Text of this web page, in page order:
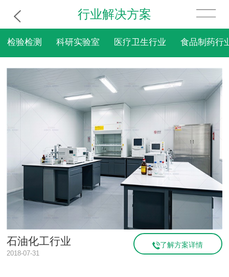
行业解决方案
检验检测 科研实验室 医疗卫生行业 食品制药行
石油化工行业
2018-07-31
了解方案详情